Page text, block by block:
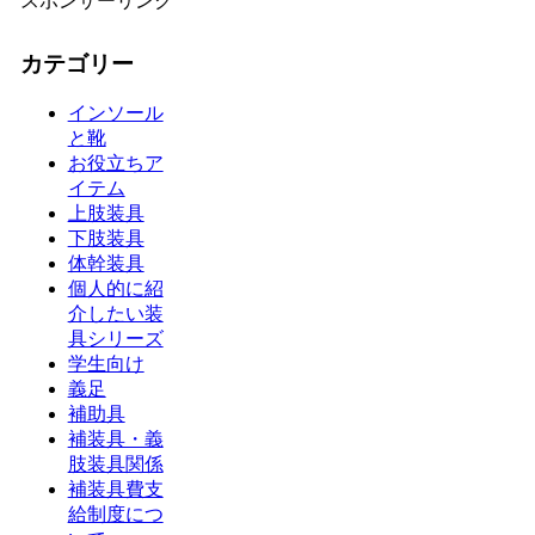
カテゴリー
インソール
と靴
お役立ちア
イテム
上肢装具
下肢装具
体幹装具
個人的に紹
介したい装
具シリーズ
学生向け
義足
補助具
補装具・義
肢装具関係
補装具費支
給制度につ